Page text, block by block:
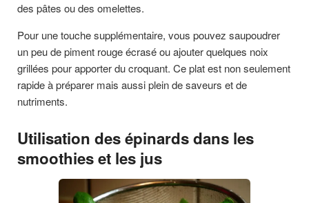
des pâtes ou des omelettes.
Pour une touche supplémentaire, vous pouvez saupoudrer
un peu de piment rouge écrasé ou ajouter quelques noix
grillées pour apporter du croquant. Ce plat est non seulement
rapide à préparer mais aussi plein de saveurs et de
nutriments.
Utilisation des épinards dans les
smoothies et les jus